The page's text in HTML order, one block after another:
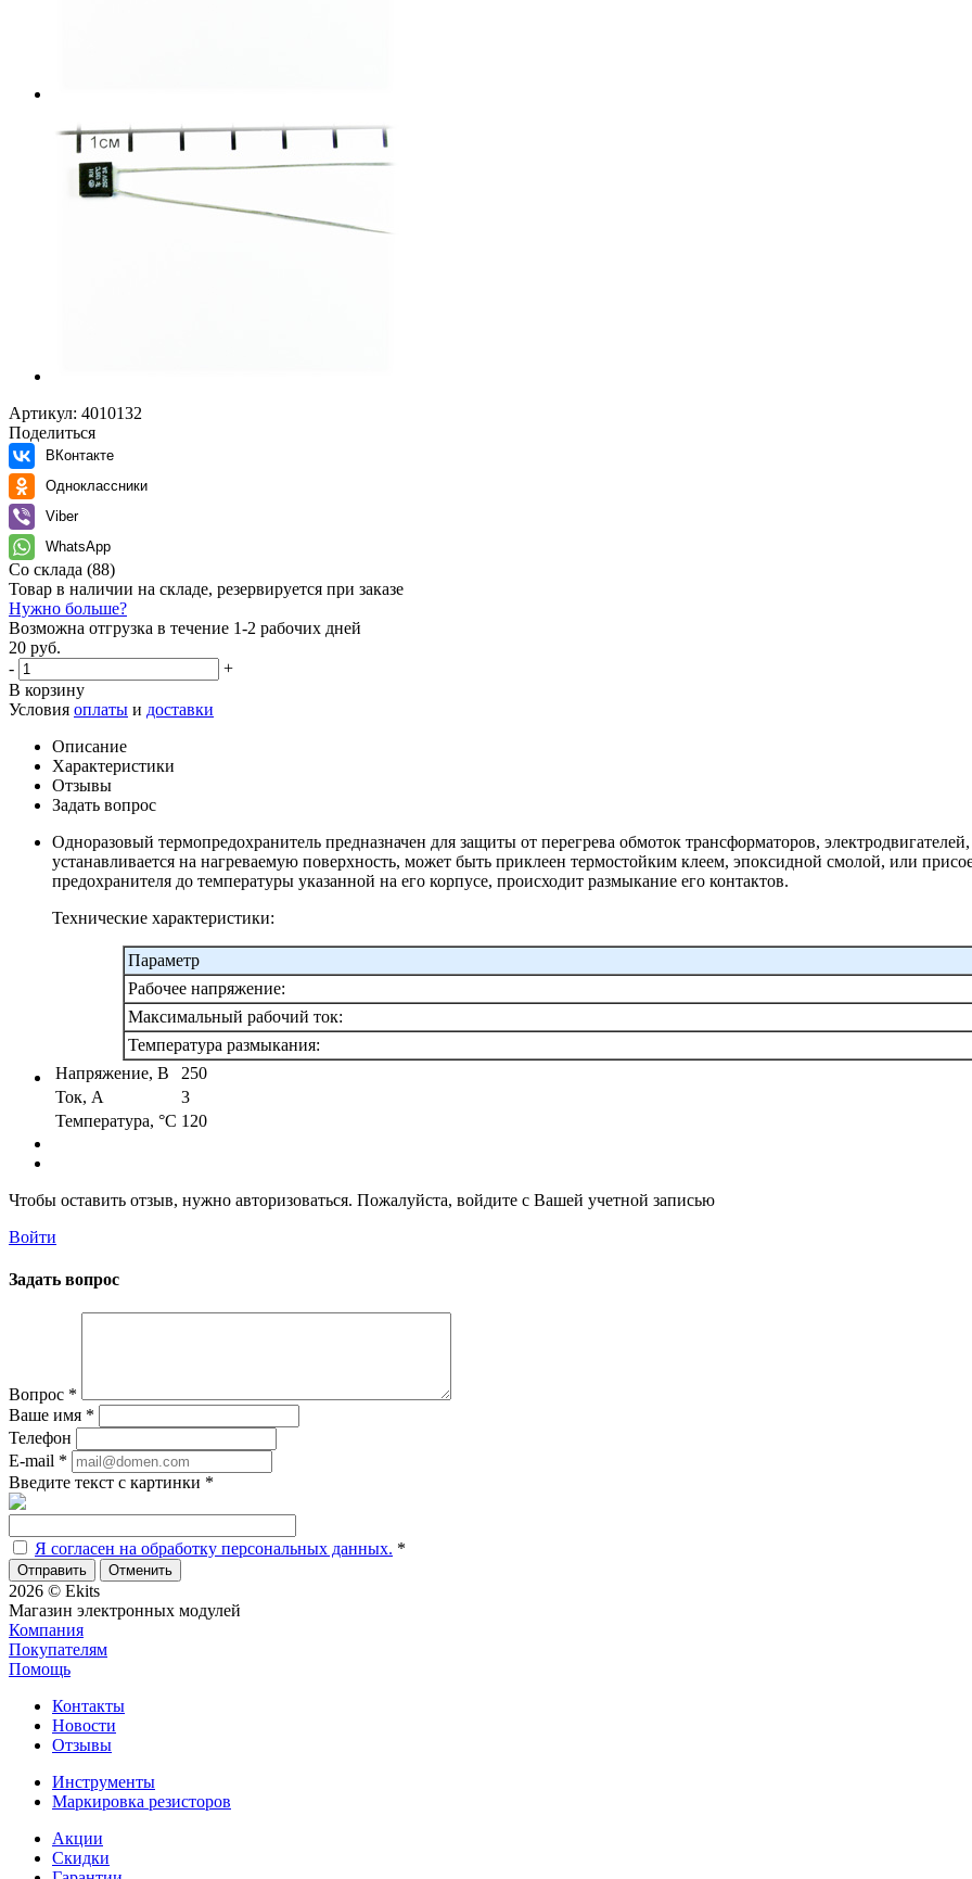
Артикул: 4010132
Поделиться
ВКонтакте
Одноклассники
Viber
WhatsApp
Со склада (88)
Товар в наличии на складе, резервируется при заказе
Нужно больше?
Возможна отгрузка в течение 1-2 рабочих дней
20 руб.
-
+
В корзину
Условия оплаты и доставки
Описание
Характеристики
Отзывы
Задать вопрос
Одноразовый термопредохранитель предназначен для защиты от перегрева обмоток трансформаторов,
устанавливается на нагреваемую поверхность, может быть приклеен термостойким клеем, эпоксидной смолой, или
предохранителя до температуры указанной на его корпусе, происходит размыкание его контактов.
Технические характеристики:
Параметр
Рабочее напряжение:
Максимальный рабочий ток:
Температура размыкания:
Напряжение, В
250
Ток, А
3
Температура, °C 120
Чтобы оставить отзыв, нужно авторизоваться. Пожалуйста, войдите с Вашей учетной записью
Войти
Задать вопрос
Вопрос *
Ваше имя *
Телефон
E-mail *
Введите текст с картинки *
Я согласен на обработку персональных данных. *
Отменить
2026 © Ekits
Магазин электронных модулей
Компания
Покупателям
Помощь
Контакты
Новости
Отзывы
Инструменты
Маркировка резисторов
Акции
Скидки